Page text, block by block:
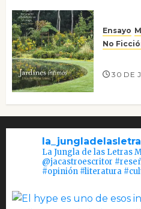
Ensayo
No
30 DE
La Jungla de las Letras
@jacastroescritor
#opinión #literatura